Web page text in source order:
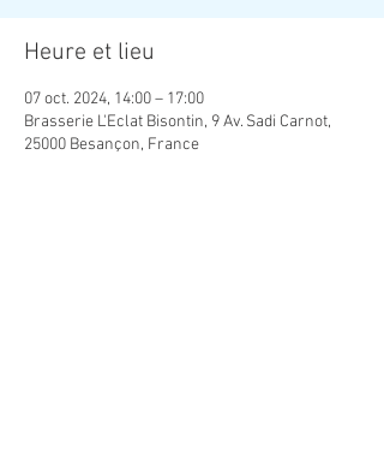
Heure et lieu
07 oct. 2024, 14:00 – 17:00
Brasserie L'Eclat Bisontin, 9 Av. Sadi Carnot,
25000 Besançon, France